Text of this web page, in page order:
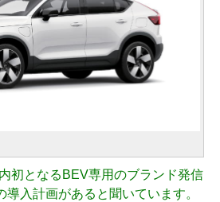
初となるBEV専用のブランド発信
入計画があると聞いています。